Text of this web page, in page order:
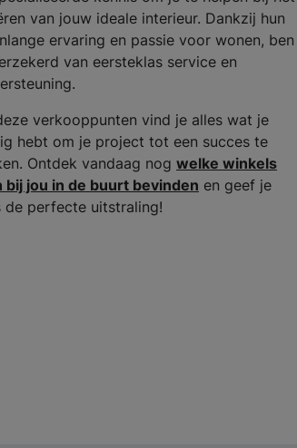
van jouw ideale interieur. Dankzij hun
ervaring en passie voor wonen, ben
van eersteklas service en
verkooppunten vind je alles wat je
hebt om je project tot een succes te
Ontdek vandaag nog welke winkels
bij jou in de buurt bevinden en geef je
de perfecte uitstraling!